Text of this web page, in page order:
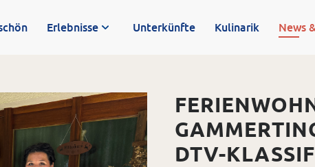
Erlebnisse Unterkünfte Kulinarik News
DER LAUCHERT“ IST AUF
DTV-